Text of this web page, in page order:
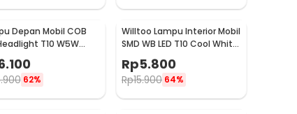
Depan Mobil COB
T10 W5W
White 1W 12V 2 PCS -
62%
Willtoo Lampu Interior Mobil
SMD WB LED T10 Cool White
3W 12V - YSY-PL
Rp5.800
Rp15.900 64%